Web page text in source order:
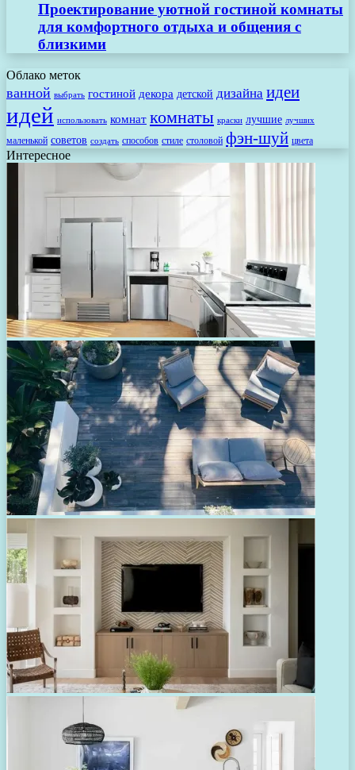
Проектирование уютной гостиной комнаты
для комфортного отдыха и общения с
близкими
Облако меток
ванной выбрать гостиной декора детской дизайна идеи
идей использовать комнат комнаты краски лучшие лучших
маленькой советов создать способов стиле столовой фэн-шуй цвета
Интересное